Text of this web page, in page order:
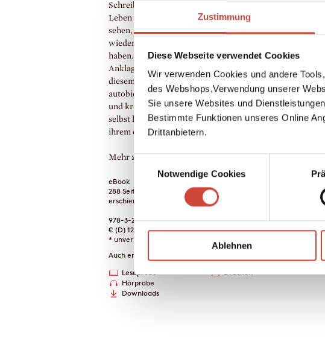
Zustimmung
Diese Webseite verwendet Cookies
Wir verwenden Cookies und andere
des Webshops,Verwendung unserer
Sie unsere Websites und
Bestimmte Funktionen unseres Online
Drittanbietern.
Einwilligungsauswahl
Notwendige Cookies
Ablehnen
Schreiben heißt für Doris Dörrie, das eigene
Leben bewusst wahrzunehmen. Wirklich zu
sehen, was vor unseren Augen liegt. Oder
wiederzufinden, was wir verloren oder vergessen
haben. Es ist Trost, Selbstvergewisserung,
Anklage, Feier des Lebens. Doris Dörrie denkt in
diesem einzigartigen Buch über das
autobiographische Schreiben nach, gibt Tipps
und kreative Anleitungen. Und sie legt gleich
selbst los und erzählt hinreißend ehrlich von
ihrem eigenen Leben.
Mehr zum Inhalt
eBook
288 Seiten (Printausgabe)
erschienen am 28. August 2019
978-3-257-60975-2
€ (D) 12.99 / sFr 17.00* / € (A) 12.99
* unverb. Preisempfehlung
Auch erhältlich als
Leseprobe
Hörprobe
Downloads
Drucken